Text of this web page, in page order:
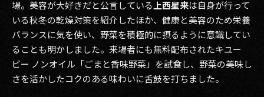
場。美容が大好きだと公言している 上西星来は自身が行って
いる秋冬の乾燥対策を紹介したほか、健康と美容のため栄養
バランスに気を使い、野菜を積極的に摂るように意識してい
ることも明かしました。来場者にも無料配布されたキユー
ピー ノンオイル「ごまと香味野菜」を試食し、野菜の美味し
さを活かしたコクのある味わいに舌鼓を打ちました。